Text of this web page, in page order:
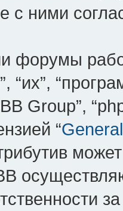
с ними
форумы
“их”,
Group”,
“